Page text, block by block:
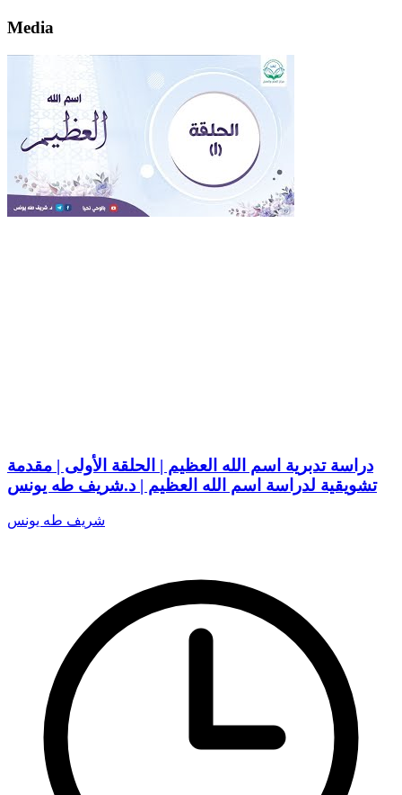
Media
دراسة تدبرية اسم الله العظيم | الحلقة الأولى | مقدمة
تشويقية لدراسة اسم الله العظيم | د.شريف طه يونس
شريف طه يونس